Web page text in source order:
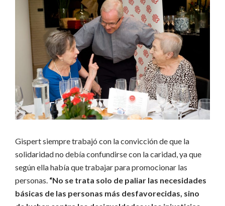
Gispert siempre trabajó con la convicción de que la
solidaridad no debía confundirse con la caridad, ya que
según ella había que trabajar para promocionar las
personas. “No se trata solo de paliar las necesidades
básicas de las personas más desfavorecidas, sino